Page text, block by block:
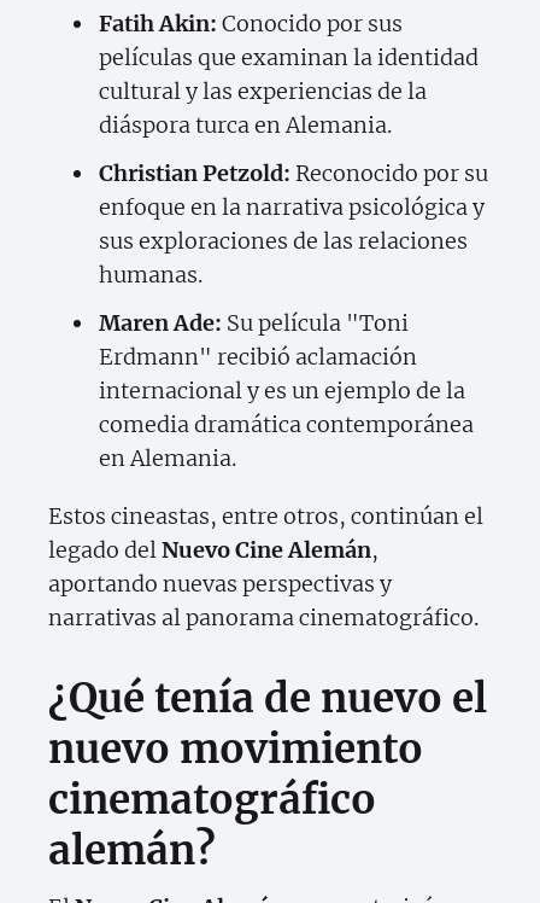
Fatih Akin: Conocido por sus
películas que examinan la identidad
cultural y las experiencias de la
diáspora turca en Alemania.
Christian Petzold: Reconocido por su
enfoque en la narrativa psicológica y
sus exploraciones de las relaciones
humanas.
Maren Ade: Su película "Toni
Erdmann" recibió aclamación
internacional y es un ejemplo de la
comedia dramática contemporánea
en Alemania.
Estos cineastas, entre otros, continúan el
legado delNuevo Cine Alemán,
aportando nuevas perspectivas y
narrativas al panorama cinematográfico.
¿Qué tenía de nuevo el
nuevo movimiento
cinematográfico
alemán?